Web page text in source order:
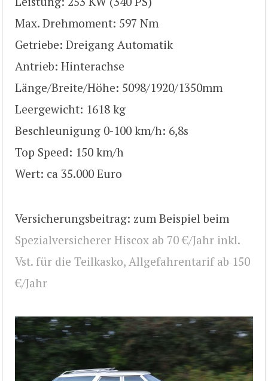
Max. Drehmoment: 597 Nm
Getriebe: Dreigang Automatik
Antrieb: Hinterachse
Länge/Breite/Höhe: 5098/1920/1350mm
Leergewicht: 1618 kg
Beschleunigung 0-100 km/h: 6,8s
Top Speed: 150 km/h
Wert: ca 35.000 Euro
Versicherungsbeitrag: zum Beispiel beim
Spezialversicherer Hiscox ab 70 €/Jahr inkl.
Vst. für die Teilkasko, Allgefahrentarif ab 150
€/Jahr